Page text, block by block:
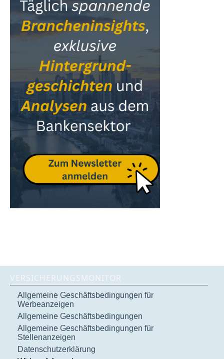
VERSICHERUNGSMONITOR
Allgemeine Geschäftsbedingungen für
Werbeanzeigen
Allgemeine Geschäftsbedingungen
Allgemeine Geschäftsbedingungen für
Stellenanzeigen
Datenschutzerklärung